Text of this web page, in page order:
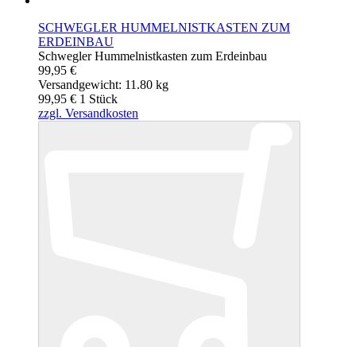
SCHWEGLER HUMMELNISTKASTEN ZUM
ERDEINBAU
Schwegler Hummelnistkasten zum Erdeinbau
99,95 €
Versandgewicht: 11.80 kg
99,95 € 1 Stück
zzgl. Versandkosten